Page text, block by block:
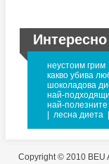
Интересно
неустоим грим
какво убива
шоколадова
най-
най-
лесна диета
Copyright © 2010 BEU